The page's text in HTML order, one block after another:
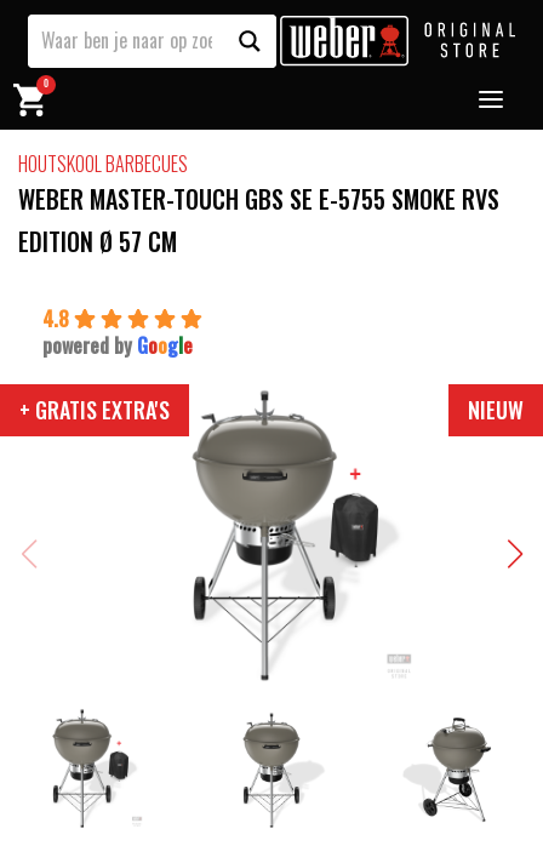
0
HOUTSKOOL BARBECUES
WEBER MASTER-TOUCH GBS SE E-5755 SMOKE RVS
EDITION Ø 57 CM
4.8
powered by Google
+ GRATIS EXTRA'S NIEUW